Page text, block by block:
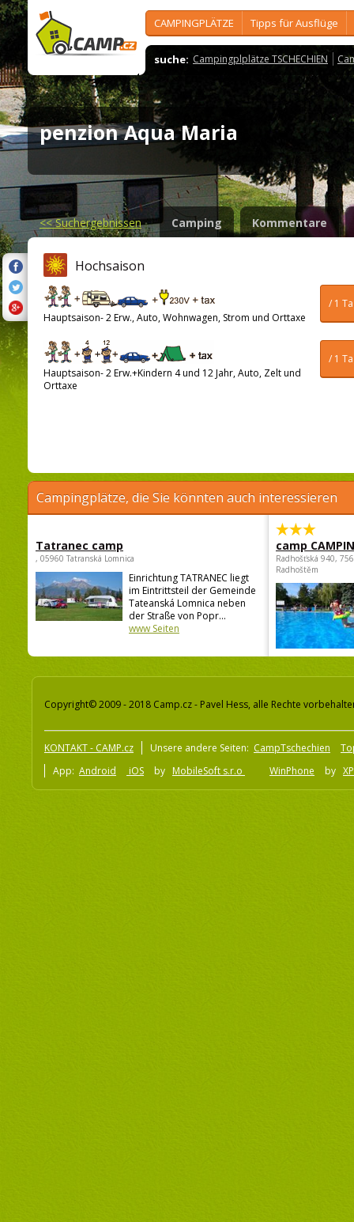
CAMPINGPLÄTZE Tipps für Ausflüge
suche: Campingplplätze TSCHECHIEN
penzion Aqua Maria
<<Suchergebnissen Camping Kommentare
Hochsaison
/ 1
Hauptsaison- 2 Erw., Auto, Wohnwagen, Strom und Orttaxe
/ 1
Hauptsaison- 2 Erw.+Kindern 4 und 12 Jahr, Auto, Zelt und
Orttaxe
Campingplätze, die Sie könnten auch interessieren
Tatranec camp
, 05960 Tatranská Lomnica
Einrichtung TATRANEC liegt
im Eintrittsteil der Gemeinde
Tateanská Lomnica neben
der Straße von Popr...
www Seiten
camp
Radhošťská 940,
Radhoštěm
Copyright© 2009 - 2018 Camp.cz - Pavel Hess, alle Rechte
KONTAKT - CAMP.cz Unsere andere Seiten: CampTschechien
App: Android iOS by MobileSoft s.r.o WinPhone by